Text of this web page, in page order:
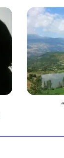
“
g
e
f
s
h
i
e